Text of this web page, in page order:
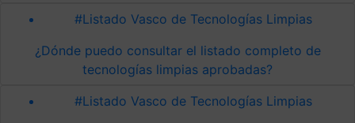
#Listado Vasco de Tecnologías Limpias
¿Dónde puedo consultar el listado completo de
tecnologías limpias aprobadas?
#Listado Vasco de Tecnologías Limpias